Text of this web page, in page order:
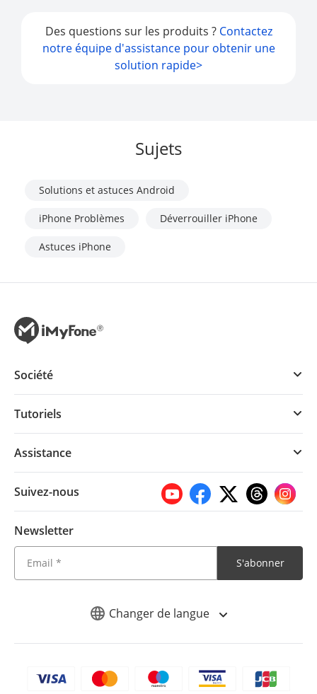
Des questions sur les produits ? Contactez
notre équipe d'assistance pour obtenir une
solution rapide>
Sujets
Solutions et astuces Android
iPhone Problèmes Déverrouiller iPhone
Astuces iPhone
Changer de langue
Société
Tutoriels
Assistance
Suivez-nous
Newsletter
S'abonner